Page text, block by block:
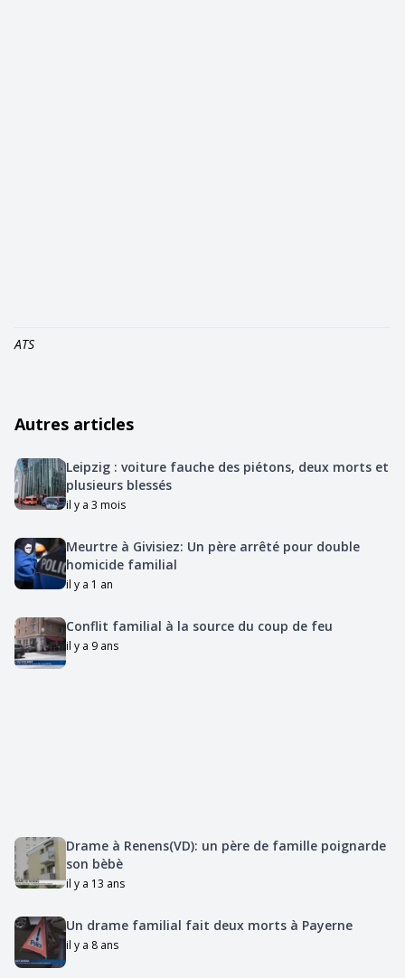
ATS
Autres articles
Leipzig : voiture fauche des piétons, deux morts et
plusieurs blessés
il y a 3 mois
Meurtre à Givisiez: Un père arrêté pour double
homicide familial
il y a 1 an
Conflit familial à la source du coup de feu
il y a 9 ans
Drame à Renens(VD): un père de famille poignarde
son bèbè
il y a 13 ans
Un drame familial fait deux morts à Payerne
il y a 8 ans